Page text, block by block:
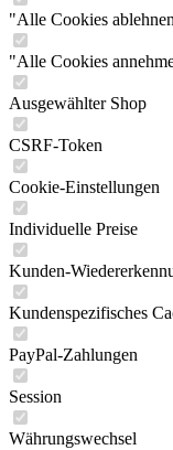
"Alle Cookies
"Alle Cookies
Ausgewählter Shop
CSRF-Token
Cookie-Einstellungen
Individuelle Preise
Kunden-
Kundenspezifisches
PayPal-Zahlungen
Session
Währungswechsel